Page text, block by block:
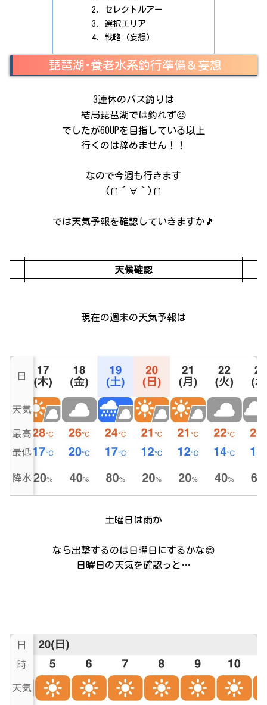
セレクトルアー
選択エリア
戦略（妄想）
琵琶湖･養老水系釣行準備＆妄想
3連休のバス釣りは
結局琵琶湖では釣れず😣
でしたが60UPを目指している以上
行くのは辞めません！！
なので今週も行きます
(∩´∀｀)∩
では天気予報を確認していきますか🎵
天候確認
現在の週末の天気予報は
土曜日は雨か
なら出撃するのは日曜日にするかな😊
日曜日の天気を確認っと…